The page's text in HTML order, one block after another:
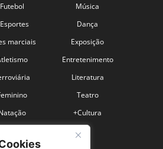
Futebol
marciais
Música
Dança
Exposição
Entretenimento
Literatura
Teatro
+Cultura